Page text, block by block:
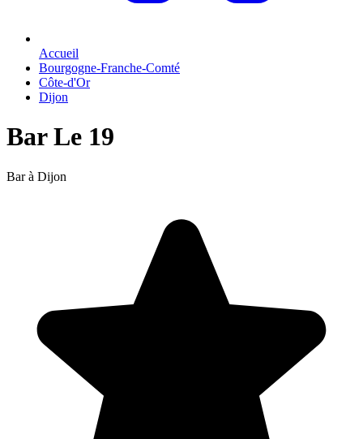
Accueil
Bourgogne-Franche-Comté
Côte-d'Or
Dijon
Bar Le 19
Bar à Dijon